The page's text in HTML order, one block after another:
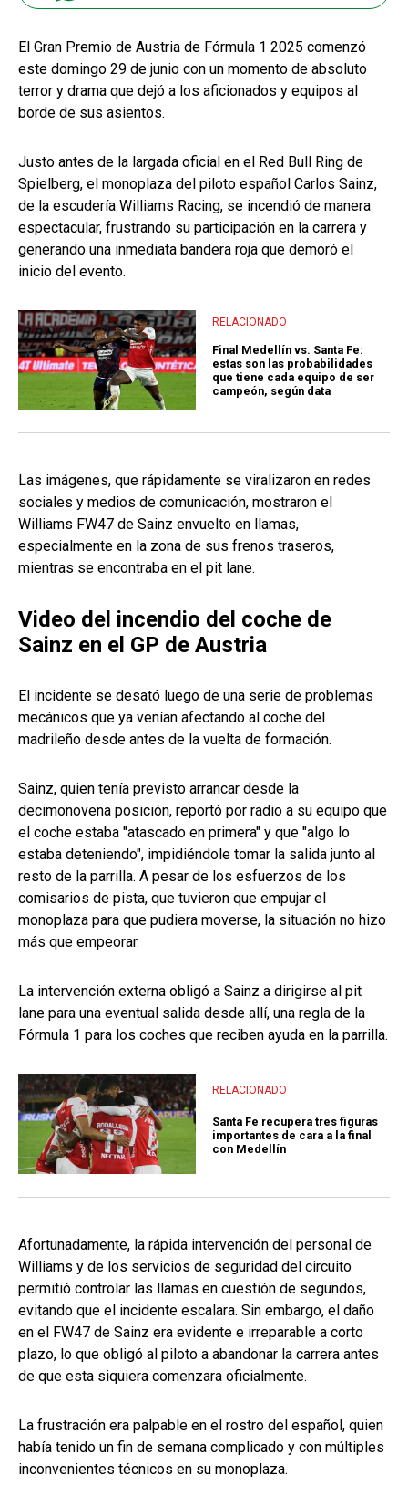
El Gran Premio de Austria de Fórmula 1 2025 comenzó
este domingo 29 de junio con un momento de absoluto
terror y drama que dejó a los aficionados y equipos al
borde de sus asientos.
Justo antes de la largada oficial en el Red Bull Ring de
Spielberg, el monoplaza del piloto español Carlos Sainz,
de la escudería Williams Racing, se incendió de manera
espectacular, frustrando su participación en la carrera y
generando una inmediata bandera roja que demoró el
inicio del evento.
RELACIONADO
Final Medellín vs. Santa Fe:
estas son las probabilidades
que tiene cada equipo de ser
campeón, según data
Las imágenes, que rápidamente se viralizaron en redes
sociales y medios de comunicación, mostraron el
Williams FW47 de Sainz envuelto en llamas,
especialmente en la zona de sus frenos traseros,
mientras se encontraba en el pit lane.
Video del incendio del coche de
Sainz en el GP de Austria
El incidente se desató luego de una serie de problemas
mecánicos que ya venían afectando al coche del
madrileño desde antes de la vuelta de formación.
Sainz, quien tenía previsto arrancar desde la
decimonovena posición, reportó por radio a su equipo que
el coche estaba "atascado en primera" y que "algo lo
estaba deteniendo", impidiéndole tomar la salida junto al
resto de la parrilla. A pesar de los esfuerzos de los
comisarios de pista, que tuvieron que empujar el
monoplaza para que pudiera moverse, la situación no hizo
más que empeorar.
La intervención externa obligó a Sainz a dirigirse al pit
lane para una eventual salida desde allí, una regla de la
Fórmula 1 para los coches que reciben ayuda en la parrilla.
RELACIONADO
Santa Fe recupera tres figuras
importantes de cara a la final
con Medellín
Afortunadamente, la rápida intervención del personal de
Williams y de los servicios de seguridad del circuito
permitió controlar las llamas en cuestión de segundos,
evitando que el incidente escalara. Sin embargo, el daño
en el FW47 de Sainz era evidente e irreparable a corto
plazo, lo que obligó al piloto a abandonar la carrera antes
de que esta siquiera comenzara oficialmente.
La frustración era palpable en el rostro del español, quien
había tenido un fin de semana complicado y con múltiples
inconvenientes técnicos en su monoplaza.